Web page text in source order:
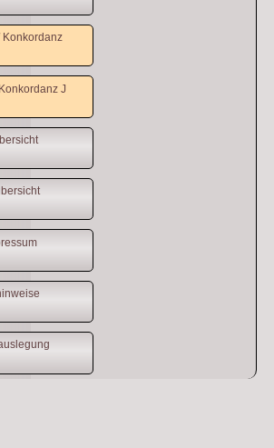
Konkordanz
J